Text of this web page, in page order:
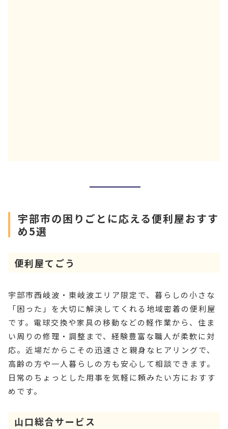
宇部市の困りごとに応える便利屋おすす
め5選
便利屋てごう
宇部市西岐波・東岐波エリア限定で、暮らしの小さな
「困った」を大切に解決してくれる地域密着の便利屋
です。電球交換や家具の移動などの軽作業から、住ま
い周りの修理・調整まで、経験豊富な職人が柔軟に対
応。近場だからこその迅速さと親身なヒアリングで、
高齢の方や一人暮らしの方も安心して相談できます。
日常のちょっとした用事を気軽に頼みたい方におすす
めです。
山口総合サービス